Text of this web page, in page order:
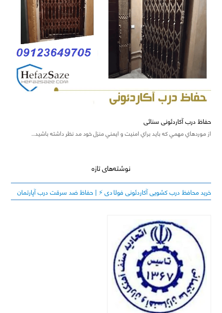
حفاظ درب آکاردئونی سنائی
از موردهاي مهمي که بايد براي امنيت و ايمني منزل خود مد نظر داشته باشيد…
نوشته‌های تازه
خرید محافظ درب کشویی آکاردئونی فولادی ⚡️ | حفاظ ضد سرقت درب آپارتمان